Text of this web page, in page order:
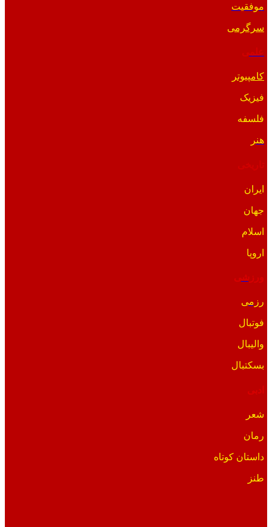
موفقیت
سرگرمی
کامپیوتر
فیزیک
فلسفه
هنر
ایران
جهان
اسلام
اروپا
ورزشی
رزمی
فوتبال
والیبال
بسکتبال
ادبی
شعر
رمان
داستان کوتاه
طنز